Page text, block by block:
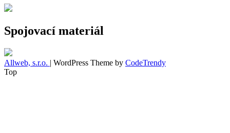
Spojovací materiál
Allweb, s.r.o. | WordPress Theme by CodeTrendy
Top